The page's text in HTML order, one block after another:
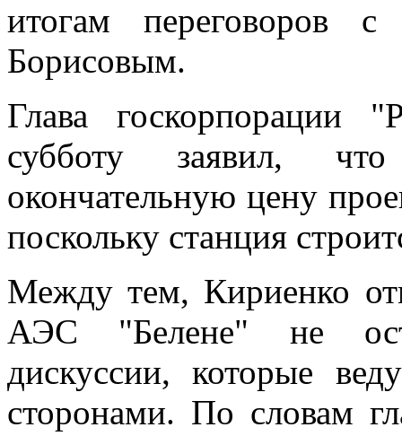
итогам переговоров с
Борисовым.
Глава госкорпорации
субботу заявил,
окончательную цену
поскольку станция
Между тем, Кириенко
АЭС "Белене" не
дискуссии, которые
сторонами. По словам